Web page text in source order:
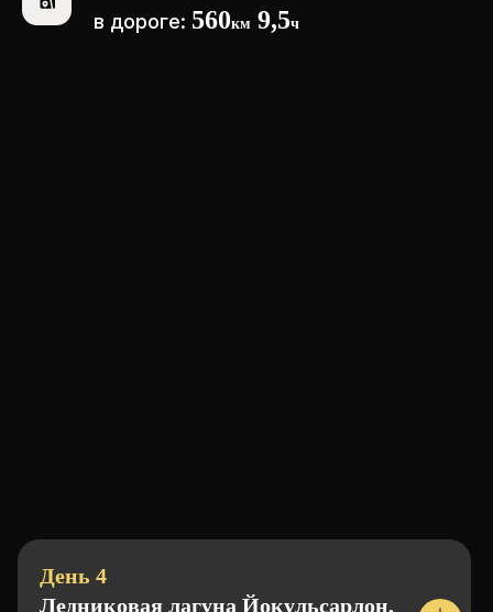
в дороге: 560км 9,5ч
День 4
Ледниковая лагуна Йокульсарлон,